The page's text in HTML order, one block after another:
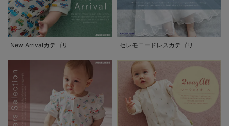
New Arrivalカテゴリ セレモニードレスカテゴリ